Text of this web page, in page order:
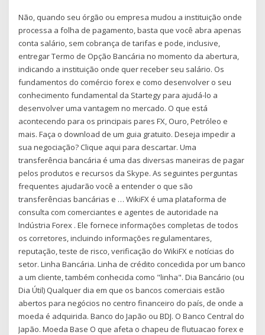
Não, quando seu órgão ou empresa mudou a instituição onde
processa a folha de pagamento, basta que você abra apenas
conta salário, sem cobrança de tarifas e pode, inclusive,
entregar Termo de Opção Bancária no momento da abertura,
indicando a instituição onde quer receber seu salário. Os
fundamentos do comércio forex e como desenvolver o seu
conhecimento fundamental da Startegy para ajudá-lo a
desenvolver uma vantagem no mercado. O que está
acontecendo para os principais pares FX, Ouro, Petróleo e
mais. Faça o download de um guia gratuito. Deseja impedir a
sua negociação? Clique aqui para descartar. Uma
transferência bancária é uma das diversas maneiras de pagar
pelos produtos e recursos da Skype. As seguintes perguntas
frequentes ajudarão você a entender o que são
transferências bancárias e … WikiFX é uma plataforma de
consulta com comerciantes e agentes de autoridade na
Indústria Forex . Ele fornece informações completas de todos
os corretores, incluindo informações regulamentares,
reputação, teste de risco, verificação do WikiFX e notícias do
setor. Linha Bancária. Linha de crédito concedida por um banco
a um cliente, também conhecida como "linha". Dia Bancário (ou
Dia Útil) Qualquer dia em que os bancos comerciais estão
abertos para negócios no centro financeiro do país, de onde a
moeda é adquirida. Banco do Japão ou BDJ. O Banco Central do
Japão. Moeda Base O que afeta o chapeu de flutuacao forex e